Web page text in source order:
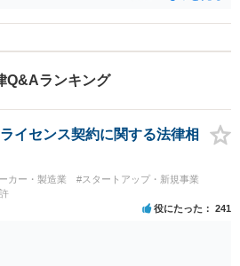
者さまの口座に振り込んでいるわけです
ことになります。 今後警察から連絡が
Q&Aランキング
イセンス契約に関する法律相
カー・製造業
#スタートアップ・新規事業
役にたった 241